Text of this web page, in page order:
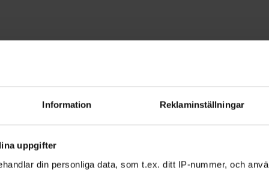
Information Reklaminställningar
uppgifter
din personliga data, som t.ex. ditt IP-nummer, och
förbundsstämma är öppen mellan
du frågor kring